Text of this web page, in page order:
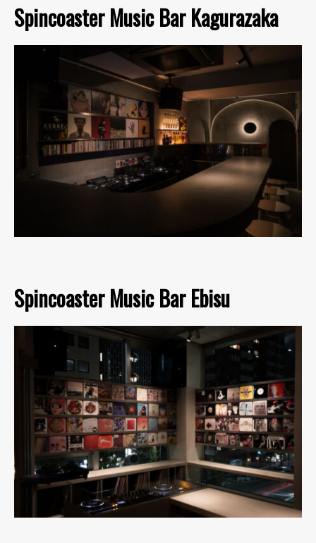
Spincoaster Music Bar Kagurazaka
Spincoaster Music Bar Ebisu